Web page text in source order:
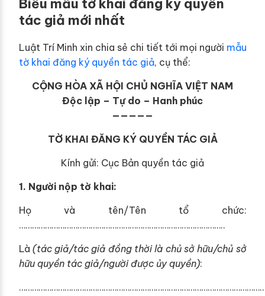
Biểu mẫu tờ khai đăng ký quyền
tác giả mới nhất
Luật Trí Minh xin chia sẻ chi tiết tới mọi người mẫu
tờ khai đăng ký quyền tác giả, cụ thể:
CỘNG HÒA XÃ HỘI CHỦ NGHĨA VIỆT NAM
Độc lập – Tự do – Hanh phúc
—————
TỜ KHAI ĐĂNG KÝ QUYỀN TÁC GIẢ
Kính gửi: Cục Bản quyền tác giả
1. Người nộp tờ khai:
Họ và tên/Tên tổ chức:
…………………………………………………………………………………..
Là (tác giả/tác giả đồng thời là chủsở hữu/chủ sở
hữu quyền tác giả/người được ủy quyền):